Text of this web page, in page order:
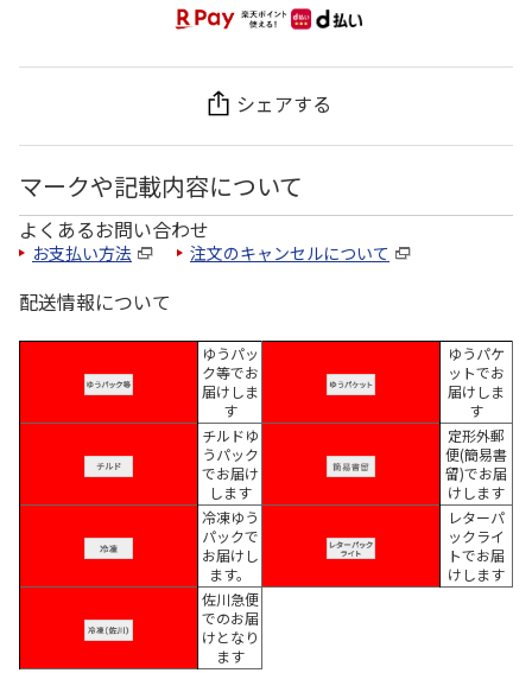
シェアする
マークや記載内容について
よくあるお問い合わせ
お支払い方法 注文のキャンセルについて
配送情報について
ゆうパッ
ク等でお
届けしま
す
ゆうパケ
ットでお
届けしま
す
チルドゆ
うパック
でお届け
します
定形外郵
便(簡易書
留)でお届
けします
冷凍ゆう
パックで
お届けし
ます。
レターパ
ックライ
トでお届
けします
佐川急便
でのお届
けとなり
ます